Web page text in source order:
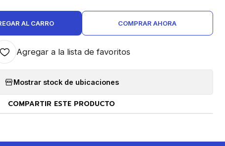
AL CARRO COMPRAR AHORA
Agregar a la lista de favoritos
Mostrar stock de ubicaciones
COMPARTIR ESTE PRODUCTO